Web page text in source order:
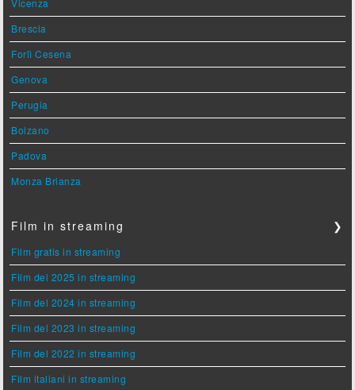
Vicenza
Brescia
Forlì Cesena
Genova
Perugia
Bolzano
Padova
Monza Brianza
Film in streaming ❯
Film gratis in streaming
Film del 2025 in streaming
Film del 2024 in streaming
Film del 2023 in streaming
Film del 2022 in streaming
Film italiani in streaming